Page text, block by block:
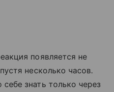
появляется не
несколько часов.
знать только через